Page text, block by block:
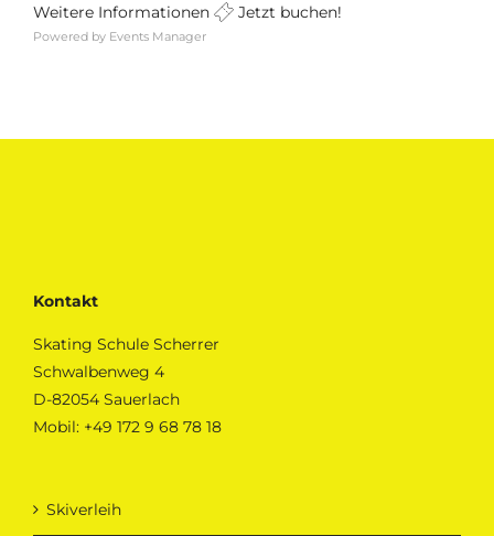
Weitere Informationen
Jetzt buchen!
Powered by Events Manager
Kontakt
Skating Schule Scherrer
Schwalbenweg 4
D-82054 Sauerlach
Mobil: +49 172 9 68 78 18
Skiverleih